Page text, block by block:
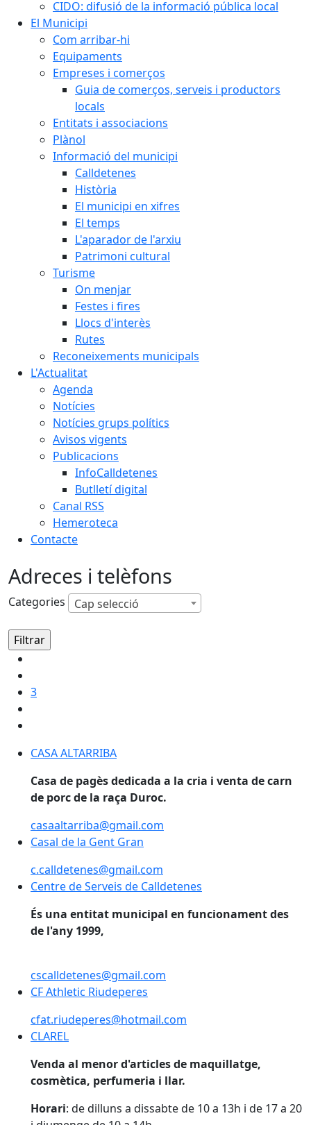
CIDO: difusió de la informació pública local
El Municipi
Com arribar-hi
Equipaments
Empreses i comerços
Guia de comerços, serveis i productors
locals
Entitats i associacions
Plànol
Informació del municipi
Calldetenes
Història
El municipi en xifres
El temps
L'aparador de l'arxiu
Patrimoni cultural
Turisme
On menjar
Festes i fires
Llocs d'interès
Rutes
Reconeixements municipals
L'Actualitat
Agenda
Notícies
Notícies grups polítics
Avisos vigents
Publicacions
InfoCalldetenes
Butlletí digital
Canal RSS
Hemeroteca
Contacte
Adreces i telèfons
Categories Cap selecció
3
CASA ALTARRIBA
CASA ALTARRIBA
Casa de pagès dedicada a la cria i venta de carn
de porc de la raça Duroc.
casaaltarriba@gmail.com
Casal de la Gent Gran
Casal de la Gent Gran
c.calldetenes@gmail.com
Centre de Serveis de Calldetenes
Centre de Serveis de Calldetenes
És una entitat municipal en funcionament des
de l'any 1999,
cscalldetenes@gmail.com
CF Athletic Riudeperes
CF Athletic Riudeperes
cfat.riudeperes@hotmail.com
CLAREL
Venda al menor d'articles de maquillatge,
cosmètica, perfumeria i llar.
Horari: de dilluns a dissabte de 10 a 13h i de 17 a 20